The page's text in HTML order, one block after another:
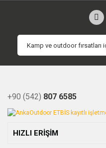
+90 (542) 807 6585
HIZLI ERİŞİM